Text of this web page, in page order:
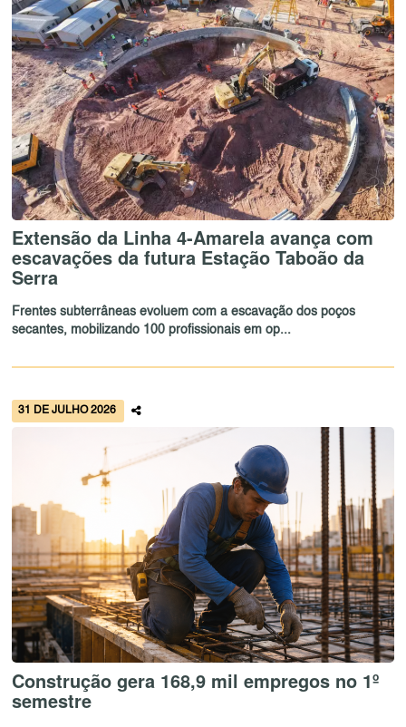
Extensão da Linha 4-Amarela avança com
escavações da futura Estação Taboão da
Serra
Frentes subterrâneas evoluem com a escavação dos poços
secantes, mobilizando 100 profissionais em op...
31 DE JULHO 2026
Construção gera 168,9 mil empregos no 1º
semestre